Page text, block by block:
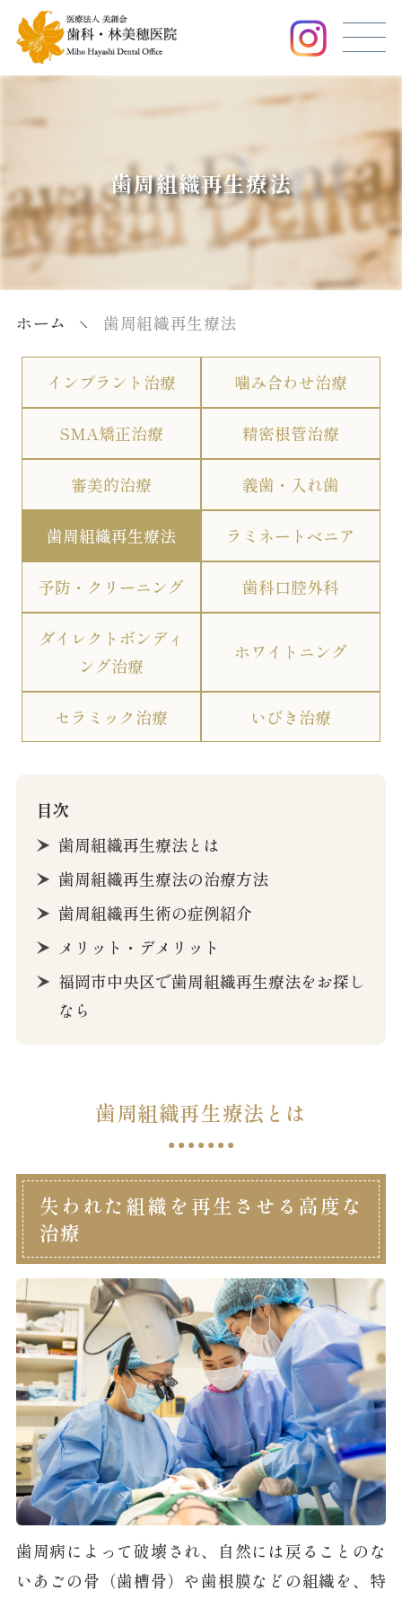
歯周組織再生療法
ホーム 歯周組織再生療法
インプラント治療 噛み合わせ治療
SMA矯正治療 精密根管治療
審美的治療 義歯・入れ歯
歯周組織再生療法 ラミネートベニア
予防・クリーニング 歯科口腔外科
ダイレクトボンディ
ング治療
ホワイトニング
セラミック治療 いびき治療
目次
歯周組織再生療法とは
歯周組織再生療法の治療方法
歯周組織再生術の症例紹介
メリット・デメリット
福岡市中央区で歯周組織再生療法をお探し
なら
歯周組織再生療法とは
失われた組織を再生させる高度な
治療
歯周病によって破壊され、自然には戻ることのな
いあごの骨（歯槽骨）や歯根膜などの組織を、特